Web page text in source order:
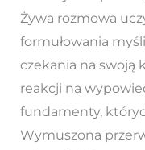
Żywa rozmowa
formułowania
czekania na swoją
reakcji na
fundamenty,
Wymuszona